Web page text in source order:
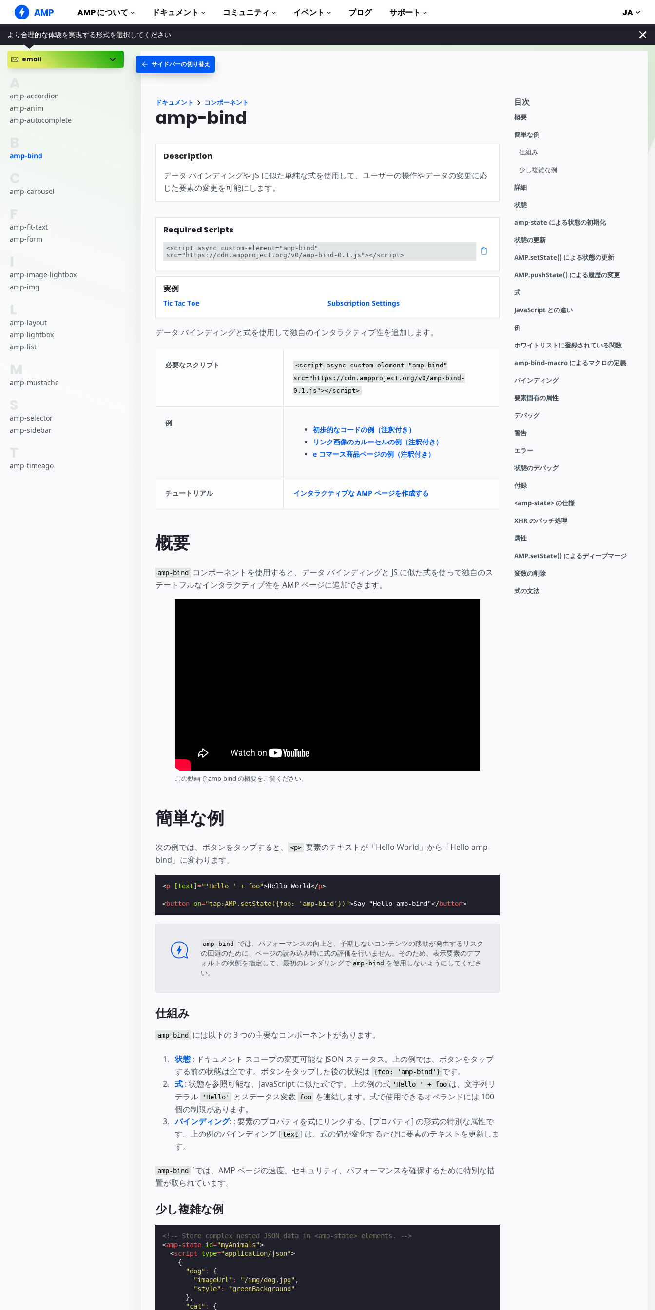
AMP AMP について
AMP ウェブサイト
完璧なウェブ体験をもたらします
Web Stories
誰もが気軽に楽しめるストーリー
超高速なウェブ広告
ドキュメント
ガイドとチュートリアル
AMP を使い始める
AMP ライブラリ一式
実例
Hands-on introduction to AMP
無料の AMP 学習コース
テンプレート
すぐに使えます
ツール
コミュニティ イベント ブログ サポート JA
より合理的な体験を実現する形式を選択してください
email
amp-accordion
amp-anim
amp-autocomplete
amp-bind
amp-carousel
amp-fit-text
amp-form
amp-image-lightbox
amp-img
amp-layout
amp-lightbox
amp-list
M
amp-mustache
S
amp-selector
amp-sidebar
T
amp-timeago
目次
概要
簡単な例
仕組み
少し複雑な例
詳細
状態
amp-state による状態の初期化
状態の更新
AMP.setState() による状態の更新
AMP.pushState() による履歴の変更
式
JavaScript との違い
例
ホワイトリストに登録されている関数
amp-bind-macro によるマクロの定義
バインディング
要素固有の属性
デバッグ
警告
エラー
状態のデバッグ
付録
<amp-state> の仕様
XHR のバッチ処理
属性
AMP.setState() によるディープマージ
変数の削除
式の文法
サイドバーの切り替え
ドキュメント コンポーネント
amp-bind
Description
データ バインディングや JS に似た単純な式を使用して、ユーザーの操作やデータの変更に応
じた要素の変更を可能にします。
Required Scripts
<script async custom-element="amp-bind"
src="https://cdn.ampproject.org/v0/amp-bind-0.1.js"></script>
実例
Tic Tac Toe Subscription Settings
データ バインディングと式を使用して独自のインタラクティブ性を追加します。
必要なスクリプト
<script async custom-element="amp-bind"
src="https://cdn.ampproject.org/v0/amp-bind-
0.1.js"></script>
例
初歩的なコードの例（注釈付き）
リンク画像のカルーセルの例（注釈付き）
e コマース商品ページの例（注釈付き）
チュートリアル インタラクティブな AMP ページを作成する
概要
amp-bind
コンポーネントを使用すると、データ バインディングと JS に似た式を使って独自のス
テートフルなインタラクティブ性を AMP ページに追加できます。
この動画で amp-bind の概要をご覧ください。
簡単な例
次の例では、ボタンをタップすると、 <p> 要素のテキストが「Hello World」から「Hello amp-
bind」に変わります。
<p [text]="'Hello ' + foo">Hello World</p>
<button on="tap:AMP.setState({foo: 'amp-bind'})">Say "Hello amp-bind"</button>
amp-bind
では、パフォーマンスの向上と、予期しないコンテンツの移動が発生するリスク
の回避のために、ページの読み込み時に式の評価を行いません。そのため、表示要素のデフ
ォルトの状態を指定して、最初のレンダリングで amp-bind を使用しないようにしてくださ
い。
仕組み
amp-bind には以下の 3 つの主要なコンポーネントがあります。
状態: ドキュメント スコープの変更可能な JSON ステータス。上の例では、ボタンをタップ
する前の状態は空です。ボタンをタップした後の状態は
{foo: 'amp-bind'} です。
式: 状態を参照可能な、JavaScript に似た式です。上の例の式 'Hello ' + foo は、文字列リ
テラル
'Hello' とステータス変数 foo
を連結します。式で使用できるオペランドには 100
個の制限があります。
バインディング: : 要素のプロパティを式にリンクする、[プロパティ] の形式の特別な属性で
す。上の例のバインディング [ text ] は、式の値が変化するたびに要素のテキストを更新しま
す。
amp-bind
`では、AMP ページの速度、セキュリティ、パフォーマンスを確保するために特別な措
置が取られています。
少し複雑な例
<!-- Store complex nested JSON data in <amp-state> elements. -->
<amp-state id="myAnimals">
<script type="application/json">
{
"dog" :
{
"imageUrl" : "/img/dog.jpg" ,
"style" :
"greenBackground"
},
"cat" :
{